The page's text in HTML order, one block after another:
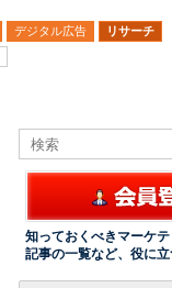
デジタル広告
リサーチ
知っておくべきマーケ
記事の一覧など、役に立